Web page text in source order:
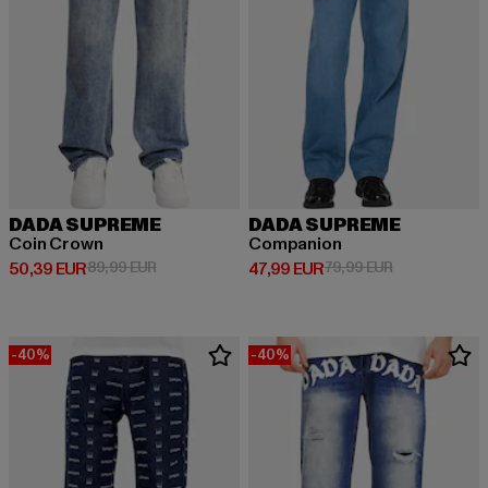
DADA SUPREME
Coin Crown
50,39 EUR
Derzeitiger Preis: 50,39 EUR
89,99 EURAktionspreis: 89,99 EUR
DADA SUPREME
Companion
47,99 EUR
Derzeitiger Preis: 47,99 EUR
79,99 EURAktionspreis:
-40% -40%